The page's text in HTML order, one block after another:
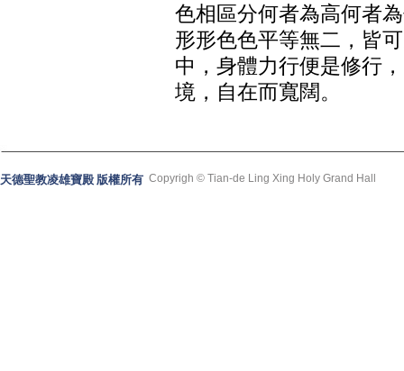
色相區分何者為高何者
形形色色平等無二，皆
中，身體力行便是修行
境，自在而寬闊。
天德聖教凌雄寶殿 版權所有 Copyrigh © Tian-de Ling Xing Holy Grand Hall